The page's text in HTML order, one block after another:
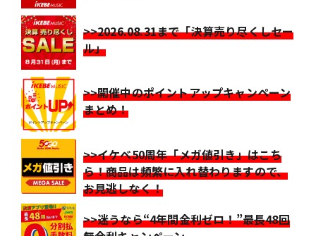
>>2026.08.31まで「決算売り尽くしセー
ル」
>>開催中のポイントアップキャンペーン
まとめ！
>>イケベ50周年「メガ値引き」はこち
ら！商品は頻繁に入れ替わりますので、
お見逃しなく！
>>迷うなら“4年間金利ゼロ！”最長48回